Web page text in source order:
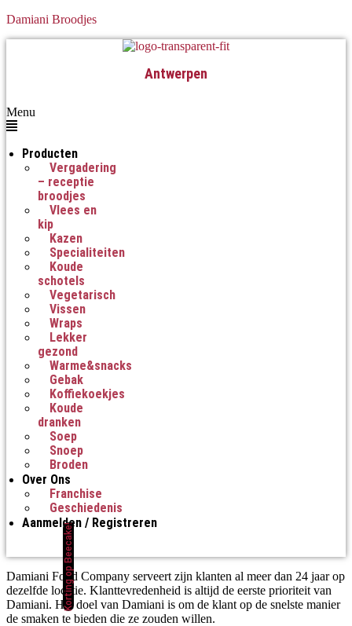
Damiani Broodjes
Antwerpen
Menu
Producten
Vergadering
– receptie
broodjes
Vlees en
kip
Kazen
Specialiteiten
Koude
schotels
Vegetarisch
Vissen
Wraps
Lekker
gezond
Warme&snacks
Gebak
Koffiekoekjes
Koude
dranken
Soep
Snoep
Broden
Over Ons
Franchise
Geschiedenis
Aanmelden / Registreren
Korting op Beecake!
Damiani Food Company serveert zijn klanten al meer dan 24 jaar op
dezelfde locatie. Klanttevredenheid is altijd de eerste prioriteit van
Damiani. Het doel van Damiani is om de klant op de snelste manier
de smaken te bieden die ze zouden willen.